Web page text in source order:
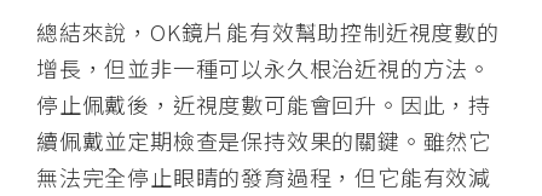
總結來說，OK鏡片能有效幫助控制近視度數的
增長，但並非一種可以永久根治近視的方法。
停止佩戴後，近視度數可能會回升。因此，持
續佩戴並定期檢查是保持效果的關鍵。雖然它
無法完全停止眼睛的發育過程，但它能有效減